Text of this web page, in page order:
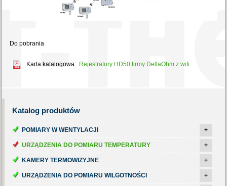
Do pobrania
Karta katalogowa: Rejestratory HD50 firmy DeltaOhm z wifi
Katalog produktów
POMIARY W WENTYLACJI +
URZĄDZENIA DO POMIARU TEMPERATURY +
KAMERY TERMOWIZYJNE +
URZĄDZENIA DO POMIARU WILGOTNOŚCI +